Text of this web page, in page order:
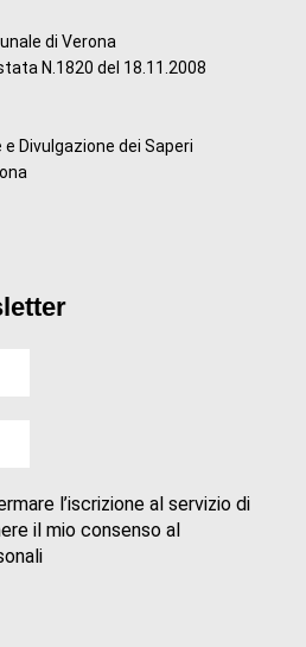
di Verona
N.1820 del 18.11.2008
Divulgazione dei Saperi
l’iscrizione al servizio di
il mio consenso al